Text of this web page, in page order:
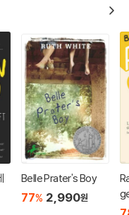
Belle Prater's Boy
77% 2,990원